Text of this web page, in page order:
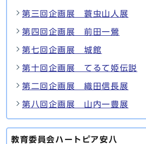
第三回企画展 蓑虫山人展
第四回企画展 前田一鶯
第七回企画展 城館
第十回企画展 てるて姫伝説
第二回企画展 織田信長展
第八回企画展 山内一豊展
教育委員会ハートピア安八